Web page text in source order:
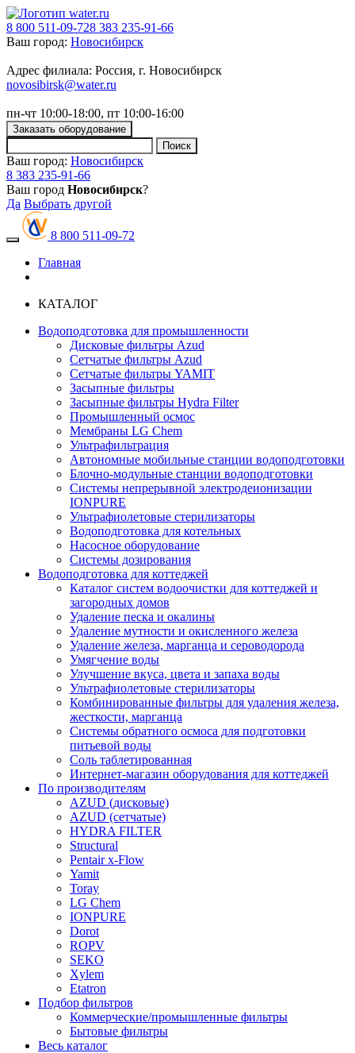
8 800 511-09-728 383 235-91-66
Ваш город: Новосибирск
Адрес филиала: Россия, г. Новосибирск
novosibirsk@water.ru
пн-чт 10:00-18:00, пт 10:00-16:00
Заказать оборудование
Ваш город: Новосибирск
8 383 235-91-66
Ваш город Новосибирск?
Да Выбрать другой
Toggle navigation
8 800 511-09-72
Главная
КАТАЛОГ
Водоподготовка для промышленности
Дисковые фильтры Azud
Сетчатые фильтры Azud
Сетчатые фильтры YAMIT
Засыпные фильтры
Засыпные фильтры Hydra Filter
Промышленный осмос
Мембраны LG Chem
Ультрафильтрация
Автономные мобильные станции водоподготовки
Блочно-модульные станции водоподготовки
Системы непрерывной электродеионизации
IONPURE
Ультрафиолетовые стерилизаторы
Водоподготовка для котельных
Насосное оборудование
Системы дозирования
Водоподготовка для коттеджей
Каталог систем водоочистки для коттеджей и
загородных домов
Удаление песка и окалины
Удаление мутности и окисленного железа
Удаление железа, марганца и сероводорода
Умягчение воды
Улучшение вкуса, цвета и запаха воды
Ультрафиолетовые стерилизаторы
Комбинированные фильтры для удаления железа,
жесткости, марганца
Системы обратного осмоса для подготовки
питьевой воды
Соль таблетированная
Интернет-магазин оборудования для коттеджей
По производителям
AZUD (дисковые)
AZUD (сетчатые)
HYDRA FILTER
Structural
Pentair x-Flow
Yamit
Toray
LG Chem
IONPURE
Dorot
ROPV
SEKO
Xylem
Etatron
Подбор фильтров
Коммерческие/промышленные фильтры
Бытовые фильтры
Весь каталог